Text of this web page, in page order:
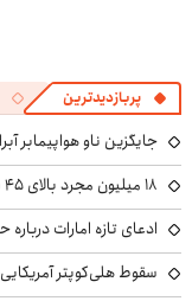
پربازدیدترین
جایگزین ناو هواپیمابر
۱۸ میلیون مجرد بالای ۴۵ سال؟ باید نشانه‌های بحران اجتماعی را جدی گرفت
ادعای تازه امارات
سقوط هلی‌کوپتر